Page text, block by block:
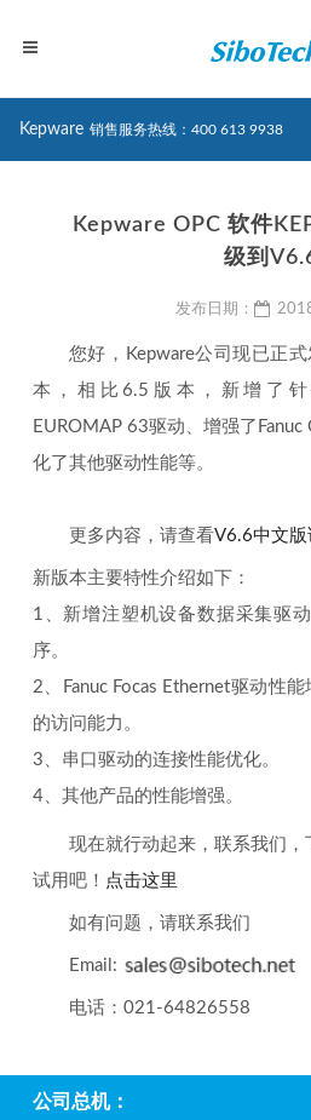
Kepware 销售服务热线：400 613 9938
Kepware OPC 软件
级到
发布日期：
您好，Kepware公司现已正式
本，相比6.5版本，新增了
EUROMAP 63驱动、增强了
化了其他驱动性能等。
更多内容，请查看V6.6中文版
新版本主要特性介绍如下：
1、新增注塑机设备数据采集驱
序。
2、Fanuc Focas Ethernet驱动性
的访问能力。
3、串口驱动的连接性能优化。
4、其他产品的性能增强。
现在就行动起来，联系我们，
试用吧！ 点击这里
如有问题，请联系我们
Email:
电话：021-64826558
公司总机：